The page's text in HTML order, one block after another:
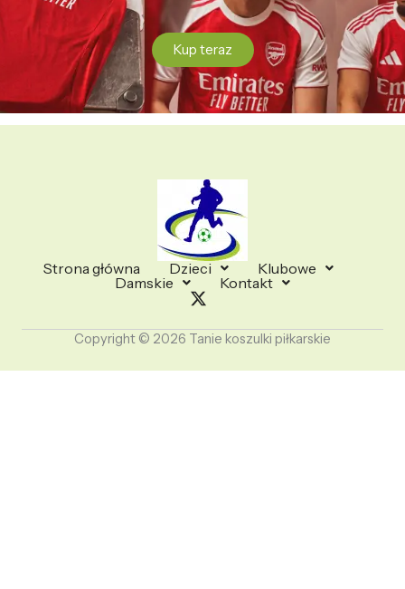
Kup teraz
Strona główna Dzieci
Klubowe
Damskie
Kontakt
Copyright © 2026 Tanie koszulki piłkarskie